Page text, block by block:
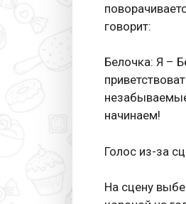
говорит:
Белочка: Я –
начинаем!
Голос из-за
На сцену